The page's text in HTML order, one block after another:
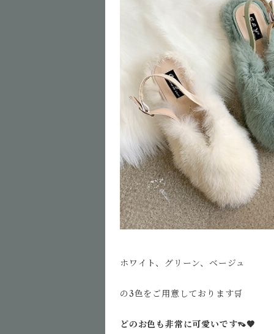
ホワイト、グリーン、ベージュ
の3色をご用意しております🛒
どのお色も非常に可愛いです👡🤎